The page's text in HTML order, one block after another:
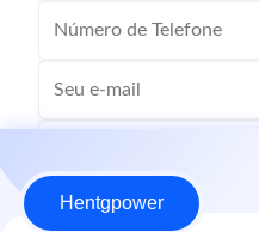
Hentgpower